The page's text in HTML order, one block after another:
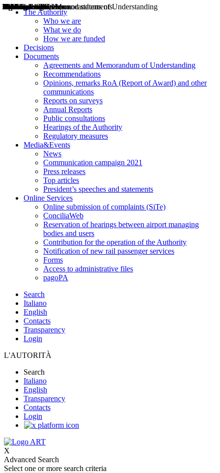
The Authority
Who we are
What we do
How we are funded
Decisions
Documents
Agreements and Memorandum of Understanding
Recommendations
Opinions, remarks RoA (Report of Award) and other
communications
Reports on surveys
Annual Reports
Public consultations
Hearings of the Authority
Regulatory measures
Media&Events
News
Communication campaign 2021
Press releases
Top articles
President’s speeches and statements
Online Services
Online submission of complaints (SiTe)
ConciliaWeb
Reservation of hearings between airport managing
bodies and users
Contribution for the operation of the Authority
Notification of new rail passenger services
Forms
Access to administrative files
pagoPA
Search
Italiano
English
Contacts
Transparency
Login
L'AUTORITÀ
Search
Italiano
English
Transparency
Contacts
Login
X
Advanced Search
Select one or more search criteria
Decisions
Opinions
Public consultations
Hearings
Recommendations
Agreements and Memorandums of Understanding
Relazioni annuali
Misure di regolazione
News
Press Releases
Bollettini ART
Convegni ART
President’s interviews
Top articles
President’s speeches and statements
2004
2005
2010
2013
2014
2015
2016
2017
2018
2019
202
2020
2021
2022
2023
2024
2025
2026
Aereo
Marittimo
Terrestre